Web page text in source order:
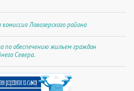
Ловозерского района
по обеспечению жильем граждан
Севера.